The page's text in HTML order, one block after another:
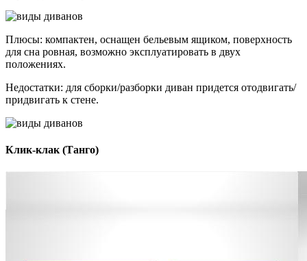
Плюсы: компактен, оснащен бельевым ящиком, поверхность
для сна ровная, возможно эксплуатировать в двух
положениях.
Недостатки: для сборки/разборки диван придется отодвигать/
придвигать к стене.
Клик-клак (Танго)